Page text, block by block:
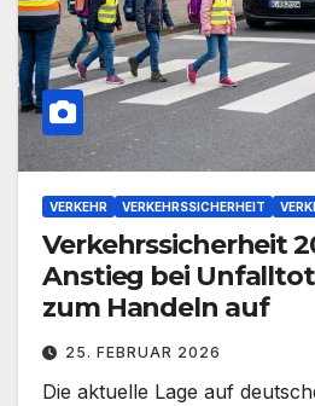
VERKEHR VERKEHRSSICHERHEIT
Verkehrssicherheit
Anstieg bei
zum Handeln auf
25. FEBRUAR 2026
Die aktuelle Lage auf